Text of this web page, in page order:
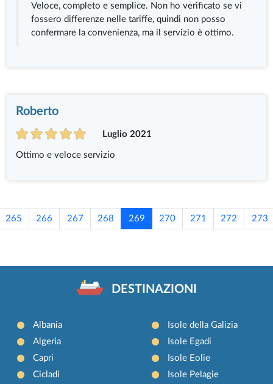
Veloce, completo e semplice. Non ho verificato se vi
fossero differenze nelle tariffe, quindi non posso
confermare la convenienza, ma il servizio è ottimo.
Roberto
Luglio 2021
Ottimo e veloce servizio
265 266 267 268 269 270 271 272 273
DESTINAZIONI
Albania
Algeria
Capri
Cicladi
Isole della Galizia
Isole Egadi
Isole Eolie
Isole Pelagie